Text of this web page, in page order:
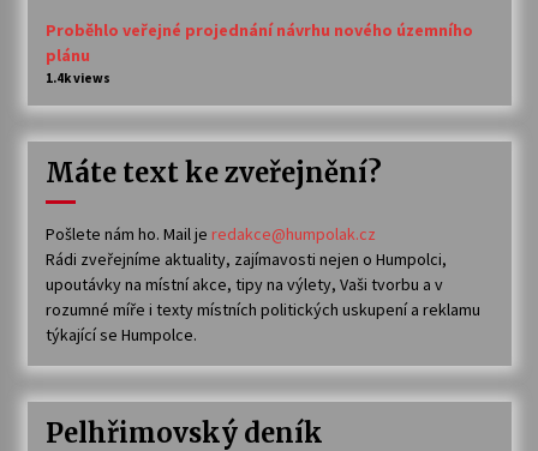
Proběhlo veřejné projednání návrhu nového územního
plánu
1.4k views
Máte text ke zveřejnění?
Pošlete nám ho. Mail je redakce@humpolak.cz
Rádi zveřejníme aktuality, zajímavosti nejen o Humpolci,
upoutávky na místní akce, tipy na výlety, Vaši tvorbu a v
rozumné míře i texty místních politických uskupení a reklamu
týkající se Humpolce.
Pelhřimovský deník